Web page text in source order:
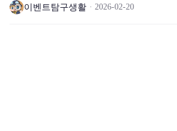
이벤트탐구생활 2026-02-20